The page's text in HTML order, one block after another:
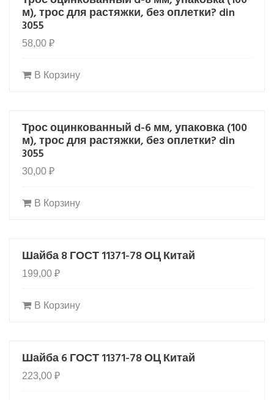
м), трос для растяжки, без оплетки? din
3055
58,00 ₽
В Корзину
HOT
Трос оцинкованный d-6 мм, упаковка (100
м), трос для растяжки, без оплетки? din
3055
30,00 ₽
В Корзину
HOT
Шайба 8 ГОСТ 11371-78 ОЦ Китай
199,00 ₽
В Корзину
Шайба 6 ГОСТ 11371-78 ОЦ Китай
223,00 ₽